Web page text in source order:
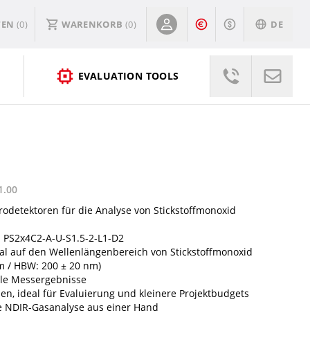
(0) WARENKORB (0) DE
EVALUATION TOOLS
für die Analyse von Stickstoffmonoxid
A-U-S1.5-2-L1-D2
auf den Wellenlängenbereich von Stickstoffmonoxid
/ HBW: 200 ± 20 nm)
Messergebnisse
ideal für Evaluierung und kleinere Projektbudgets
Gasanalyse aus einer Hand